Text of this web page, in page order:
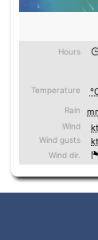
頁尾區